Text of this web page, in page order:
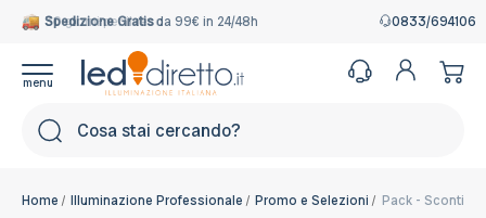
Spedizione Gratisda 99€ in 24/48h
30 giorni per il reso 0833/694106
Home Illuminazione Professionale Promo e Selezioni Pack - Sconti